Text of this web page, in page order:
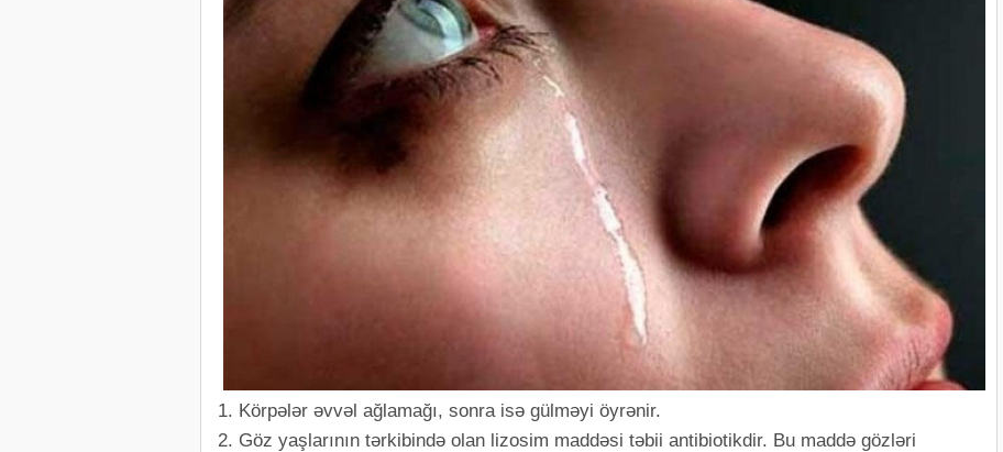
1. Körpələr əvvəl ağlamağı, sonra isə gülməyi öyrənir.
2. Göz yaşlarının tərkibində olan lizosim maddəsi təbii antibiotikdir. Bu maddə gözləri